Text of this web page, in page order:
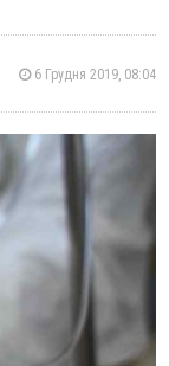
6 Грудня 2019, 08:04